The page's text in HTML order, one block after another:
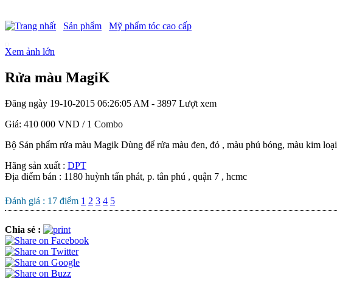
Sản phẩm Mỹ phẩm tóc cao cấp
Xem ảnh lớn
Rửa màu MagiK
Đăng ngày 19-10-2015 06:26:05 AM - 3897 Lượt xem
Giá: 410 000 VND / 1 Combo
Bộ Sản phẩm rửa màu Magik Dùng để rửa màu đen, đỏ , màu phủ bóng, màu kim loại
Hãng sản xuất : DPT
Địa điểm bán : 1180 huỳnh tấn phát, p. tân phú , quận 7 , hcmc
Đánh giá : 17 điểm 1 2 3 4 5
Chia sẻ :